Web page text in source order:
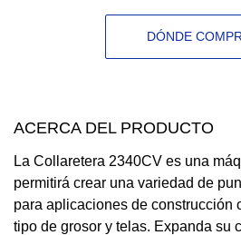
DÓNDE
ACERCA DEL PRODUCTO
La Collaretera 2340CV es una
permitirá crear una variedad de
para aplicaciones de construcción
tipo de grosor y telas. Expanda su